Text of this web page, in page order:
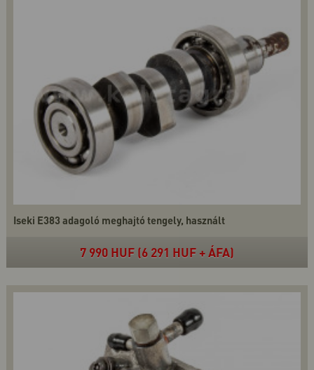
Iseki E383 adagoló meghajtó tengely, használt
7 990 HUF (6 291 HUF + ÁFA)